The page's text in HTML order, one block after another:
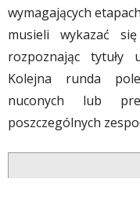
wymagających
musieli wykazać
rozpoznając tytuły
Kolejna runda
nuconych lub
poszczególnych